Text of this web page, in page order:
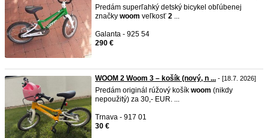
Predám superľahký detský bicykel obľúbenej
značky woom veľkosť 2 ...
Galanta - 925 54
290 €
WOOM 2 Woom 3 – košík (nový, n ... - [18.7. 2026]
Predám originál rúžový košík woom (nikdy
nepoužitý) za 30,- EUR. ...
Trnava - 917 01
30 €